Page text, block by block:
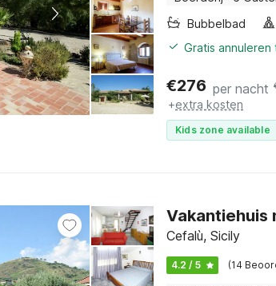
Bubbelbad
Gratis
€276 per nacht
+extra kosten
Kids zone available
Vakantiehuis
Cefalù, Sicily
4.2 / 5 (14